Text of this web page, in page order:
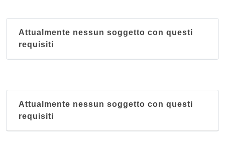
Attualmente nessun soggetto con questi
requisiti
Attualmente nessun soggetto con questi
requisiti